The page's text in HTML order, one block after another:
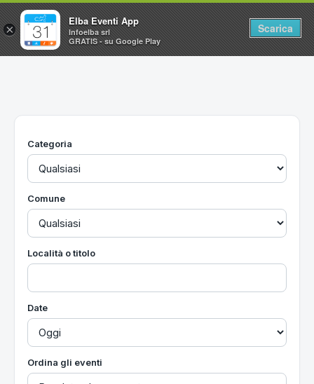
Home
Utilità
Categoria
Comune
Località o titolo
Date
Ordina gli eventi
×
Elba Eventi App
Infoelba srl
GRATIS - su Google Play
Scarica